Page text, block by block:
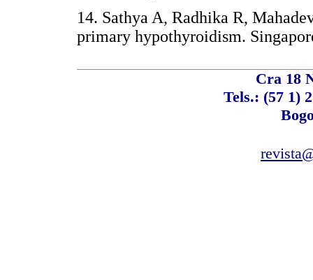
14. Sathya A, Radhika R,
primary hypothyroidism.
Cra 18
Tels.: (57 1)